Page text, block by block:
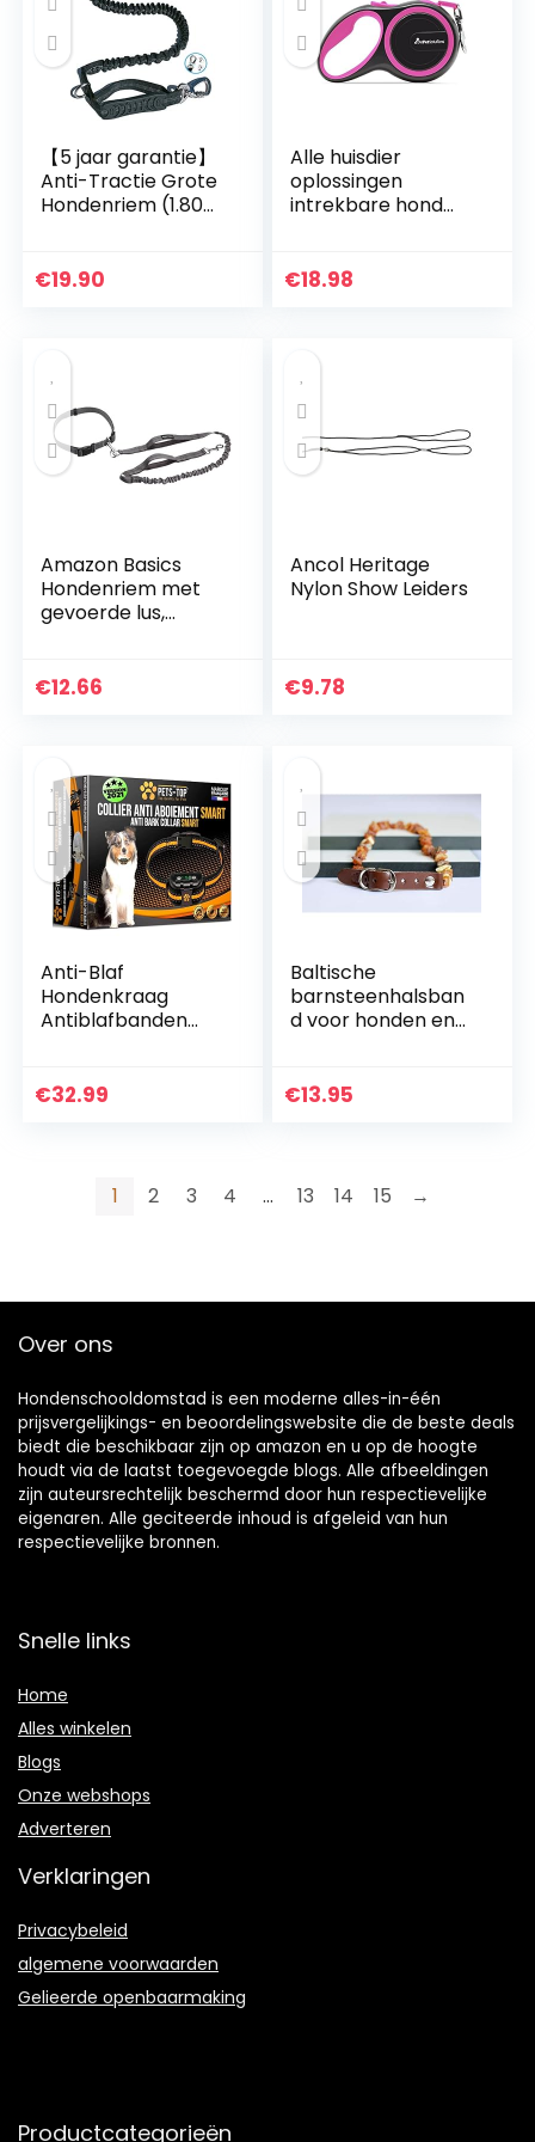
roze
【5 jaar garantie】
Anti-Tractie Grote
Hondenriem (1.80
】 Schokabsorptie
€19.90
Alle huisdier
oplossingen
intrekbare hond
€18.98
Amazon Basics
Hondenriem met
gevoerde lus,
zwart
€12.66
Ancol Heritage
Nylon Show Leiders
€9.78
Anti-Blaf
Hondenkraag
Antiblafbanden
Automatische
Alle Rassen 4 Tot
70 Kg Training
€32.99
Baltische
barnsteenhalsban
d voor honden en
lederen band |
halsband (30-35
cm)
€13.95
1 2 3 4 … 13 14 15 →
Over ons
Hondenschooldomstad is een moderne alles-in-één
prijsvergelijkings- en beoordelingswebsite die de beste deals
biedt die beschikbaar zijn op amazon en u op de hoogte
houdt via de laatst toegevoegde blogs. Alle afbeeldingen
zijn auteursrechtelijk beschermd door hun respectievelijke
eigenaren. Alle geciteerde inhoud is afgeleid van hun
respectievelijke bronnen.
Snelle links
Home
Alles winkelen
Blogs
Onze webshops
Adverteren
Verklaringen
Privacybeleid
algemene voorwaarden
Gelieerde openbaarmaking
Productcategorieën